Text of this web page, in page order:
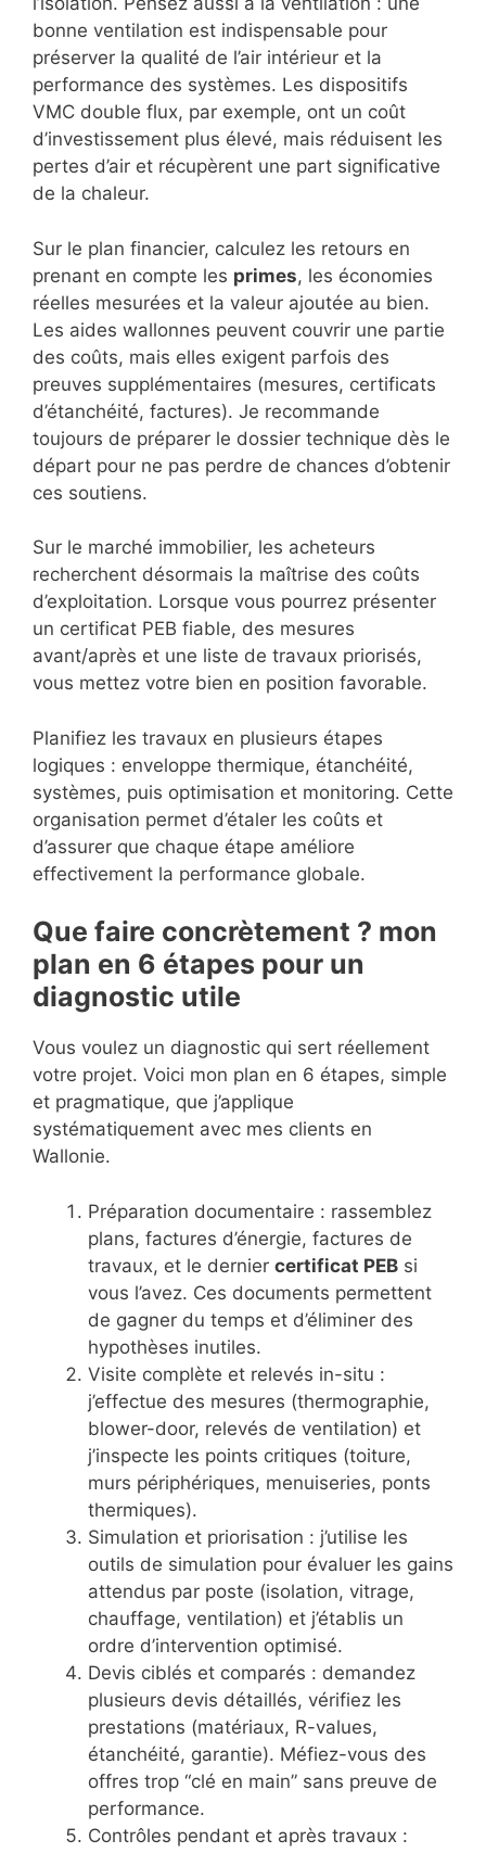
bonne ventilation est indispensable pour
préserver la qualité de l’air intérieur et la
performance des systèmes. Les dispositifs
VMC double flux, par exemple, ont un coût
d’investissement plus élevé, mais réduisent les
pertes d’air et récupèrent une part significative
de la chaleur.
Sur le plan financier, calculez les retours en
prenant en compte les primes, les économies
réelles mesurées et la valeur ajoutée au bien.
Les aides wallonnes peuvent couvrir une partie
des coûts, mais elles exigent parfois des
preuves supplémentaires (mesures, certificats
d’étanchéité, factures). Je recommande
toujours de préparer le dossier technique dès le
départ pour ne pas perdre de chances d’obtenir
ces soutiens.
Sur le marché immobilier, les acheteurs
recherchent désormais la maîtrise des coûts
d’exploitation. Lorsque vous pourrez présenter
un certificat PEB fiable, des mesures
avant/après et une liste de travaux priorisés,
vous mettez votre bien en position favorable.
Planifiez les travaux en plusieurs étapes
logiques : enveloppe thermique, étanchéité,
systèmes, puis optimisation et monitoring. Cette
organisation permet d’étaler les coûts et
d’assurer que chaque étape améliore
effectivement la performance globale.
Que faire concrètement ? mon
plan en 6 étapes pour un
diagnostic utile
Vous voulez un diagnostic qui sert réellement
votre projet. Voici mon plan en 6 étapes, simple
et pragmatique, que j’applique
systématiquement avec mes clients en
Wallonie.
Préparation documentaire : rassemblez
plans, factures d’énergie, factures de
travaux, et le dernier certificat PEB si
vous l’avez. Ces documents permettent
de gagner du temps et d’éliminer des
hypothèses inutiles.
Visite complète et relevés in-situ :
j’effectue des mesures (thermographie,
blower-door, relevés de ventilation) et
j’inspecte les points critiques (toiture,
murs périphériques, menuiseries, ponts
thermiques).
Simulation et priorisation : j’utilise les
outils de simulation pour évaluer les gains
attendus par poste (isolation, vitrage,
chauffage, ventilation) et j’établis un
ordre d’intervention optimisé.
Devis ciblés et comparés : demandez
plusieurs devis détaillés, vérifiez les
prestations (matériaux, R-values,
étanchéité, garantie). Méfiez-vous des
offres trop “clé en main” sans preuve de
performance.
Contrôles pendant et après travaux :